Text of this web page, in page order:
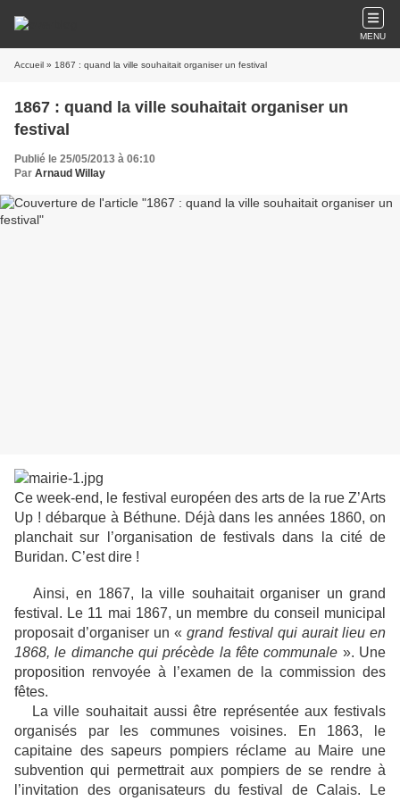
MENU
Accueil » 1867 : quand la ville souhaitait organiser un festival
1867 : quand la ville souhaitait organiser un
festival
Publié le 25/05/2013 à 06:10
Par Arnaud Willay
Ce week-end, le festival européen des arts de la rue Z’Arts
Up ! débarque à Béthune. Déjà dans les années 1860, on
planchait sur l’organisation de festivals dans la cité de
Buridan. C’est dire !
Ainsi, en 1867, la ville souhaitait organiser un grand
festival. Le 11 mai 1867, un membre du conseil municipal
proposait d’organiser un «grand festival qui aurait lieu en
1868, le dimanche qui précède la fête communale ». Une
proposition renvoyée à l’examen de la commission des
fêtes.
La ville souhaitait aussi être représentée aux festivals
organisés par les communes voisines. En 1863, le
capitaine des sapeurs pompiers réclame au Maire une
subvention qui permettrait aux pompiers de se rendre à
l’invitation des organisateurs du festival de Calais. Le